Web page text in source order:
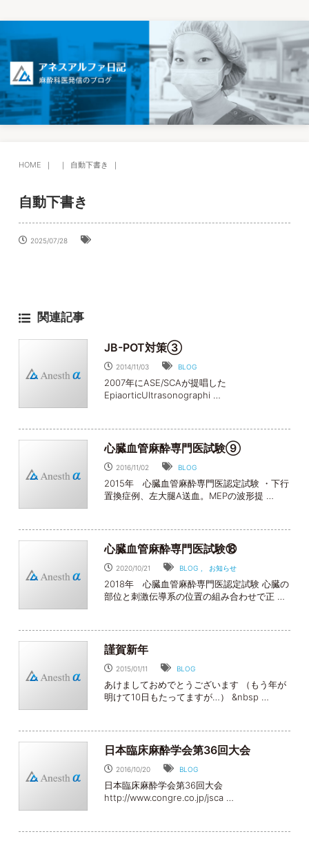
HOME 自動下書き
自動下書き
2025/07/28
関連記事
JB-POT対策③
2014/11/03 BLOG
2007年にASE/SCAが提唱した
EpiaorticUltrasonographi …
心臓血管麻酔専門医試験⑨
2016/11/02 BLOG
2015年 心臓血管麻酔専門医認定試験 ・下行
置換症例、左大腿A送血。MEPの波形提 …
心臓血管麻酔専門医試験⑱
2020/10/21 BLOG お知らせ
2018年 心臓血管麻酔専門医認定試験 心臓の
部位と刺激伝導系の位置の組み合わせで正 …
謹賀新年
2015/01/11 BLOG
あけましておめでとうございます （もう年が
明けて10日もたってますが…） &nbsp …
日本臨床麻酔学会第36回大会
2016/10/20 BLOG
日本臨床麻酔学会第36回大会
http://www.congre.co.jp/jsca …